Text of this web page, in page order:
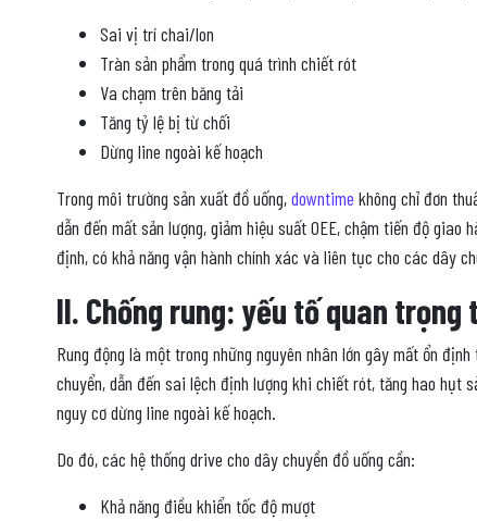
Sai vị trí chai/lon
Tràn sản phẩm trong quá trình chiết rót
Va chạm trên băng tải
Tăng tỷ lệ bị từ chối
Dừng line ngoài kế hoạch
Trong môi trường sản xuất đồ uống,downtime không chỉ đơn
dẫn đến mất sản lượng, giảm hiệu suất OEE, chậm tiến độ
định, có khả năng vận hành chính xác và liên tục cho các dây
II. Chống rung: yếu tố quan
Rung động là một trong những nguyên nhân lớn gây mất ổn
chuyển, dẫn đến sai lệch định lượng khi chiết rót, tăng hao
nguy cơ dừng line ngoài kế hoạch.
Do đó, các hệ thống drive cho dây chuyền đồ uống cần:
Khả năng điều khiển tốc độ mượt